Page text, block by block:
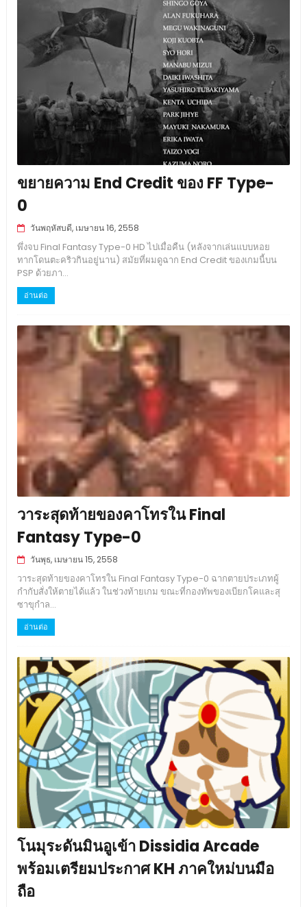
ขยายความ End Credit ของ FF Type-
0
วันพฤหัสบดี, เมษายน 16, 2558
พึ่งจบ Final Fantasy Type-0 HD ไปเมื่อคืน (หลังจากเล่นแบบหอย
ทากโดนตะคริวกินอยู่นาน) สมัยที่ผมดูฉาก End Credit ของเกมนี้บน
PSP ด้วยภา...
อ่านต่อ
วาระสุดท้ายของคาโทรใน Final
Fantasy Type-0
วันพุธ, เมษายน 15, 2558
วาระสุดท้ายของคาโทรใน Final Fantasy Type-0 ฉากตายประเภทผู้
กำกับสั่งให้ตายได้แล้ว ในช่วงท้ายเกม ขณะที่กองทัพของเบียกโคและสุ
ซาขุกำล...
อ่านต่อ
โนมุระดันมินอูเข้า Dissidia Arcade
พร้อมเตรียมประกาศ KH ภาคใหม่บนมือ
ถือ